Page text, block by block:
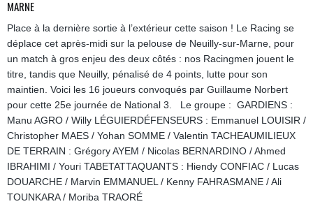
MARNE
Place à la dernière sortie à l’extérieur cette saison ! Le Racing se
déplace cet après-midi sur la pelouse de Neuilly-sur-Marne, pour
un match à gros enjeu des deux côtés : nos Racingmen jouent le
titre, tandis que Neuilly, pénalisé de 4 points, lutte pour son
maintien. Voici les 16 joueurs convoqués par Guillaume Norbert
pour cette 25e journée de National 3. Le groupe : GARDIENS :
Manu AGRO / Willy LÉGUIERDÉFENSEURS : Emmanuel LOUISIR /
Christopher MAES / Yohan SOMME / Valentin TACHEAUMILIEUX
DE TERRAIN : Grégory AYEM / Nicolas BERNARDINO / Ahmed
IBRAHIMI / Youri TABETATTAQUANTS : Hiendy CONFIAC / Lucas
DOUARCHE / Marvin EMMANUEL / Kenny FAHRASMANE / Ali
TOUNKARA / Moriba TRAORÉ